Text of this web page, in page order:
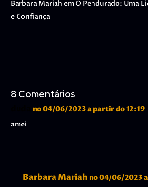
Barbara Mariah em O Pendurado: Uma
e Confiança
8 Comentários
no 04/06/2023 a partir do 12:19
amei
Barbara Mariah no 04/06/2023